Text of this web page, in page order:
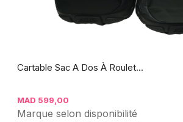
Cartable Sac A Dos À Roulet...
MAD 599,00
Marque selon disponibilité